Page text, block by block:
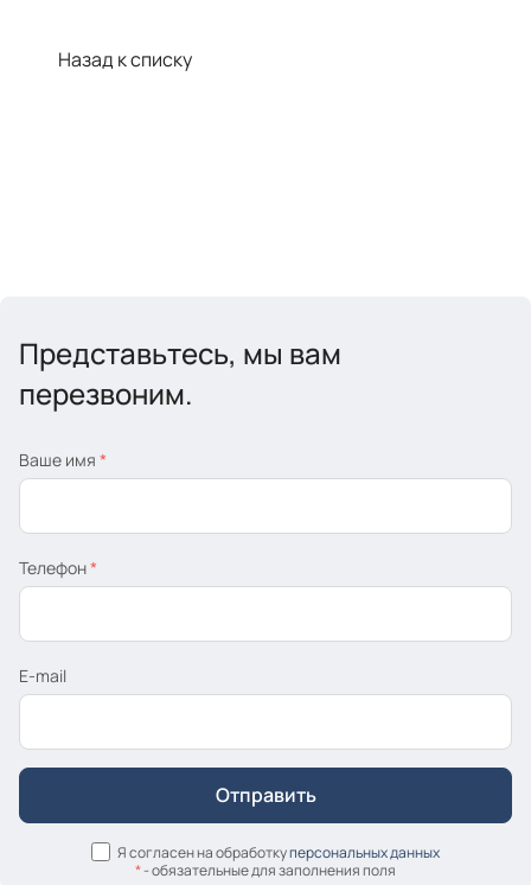
Назад к списку
Представьтесь, мы вам
перезвоним.
Ваше имя *
Телефон*
E-mail
Я согласен на обработкуперсональных данных
*- обязательные для заполнения поля